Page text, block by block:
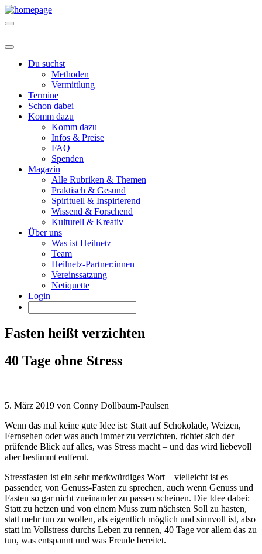
Du suchst
Methoden
Vermittlung
Termine
Schon dabei
Komm dazu
Komm dazu
Infos & Preise
FAQ
Spenden
Magazin
Alle Rubriken & Themen
Praktisch & Gesund
Spirituell & Inspirierend
Wissend & Forschend
Kulturell & Kreativ
Über uns
Was ist Heilnetz
Team
Heilnetz-Partner:innen
Vereinssatzung
Netiquette
Login
Fasten heißt verzichten
40 Tage ohne Stress
5. März 2019 von Conny Dollbaum-Paulsen
Wenn das mal keine gute Idee ist: Statt auf Schokolade, Weizen,
Fernsehen oder was auch immer zu verzichten, richtet sich der
prüfende Blick auf alles, was Stress macht – und das wird liebevoll
aber bestimmt entfernt.
Stressfasten ist ein sehr merkwürdiges Wort – vielleicht ist es
passender, von Genuss-Fasten zu sprechen, auch wenn Genuss und
Fasten so gar nicht zueinander zu passen scheinen. Die Idee dabei:
Statt zu hetzen und von einem Muss zum nächsten Soll zu hasten,
statt mehr tun zu wollen, als eigentlich möglich und sinnvoll ist, also
statt im Vollstress durchs Leben zu rennen, 40 Tage vor allem das zu
tun, was entspannt und was Freude bereitet.